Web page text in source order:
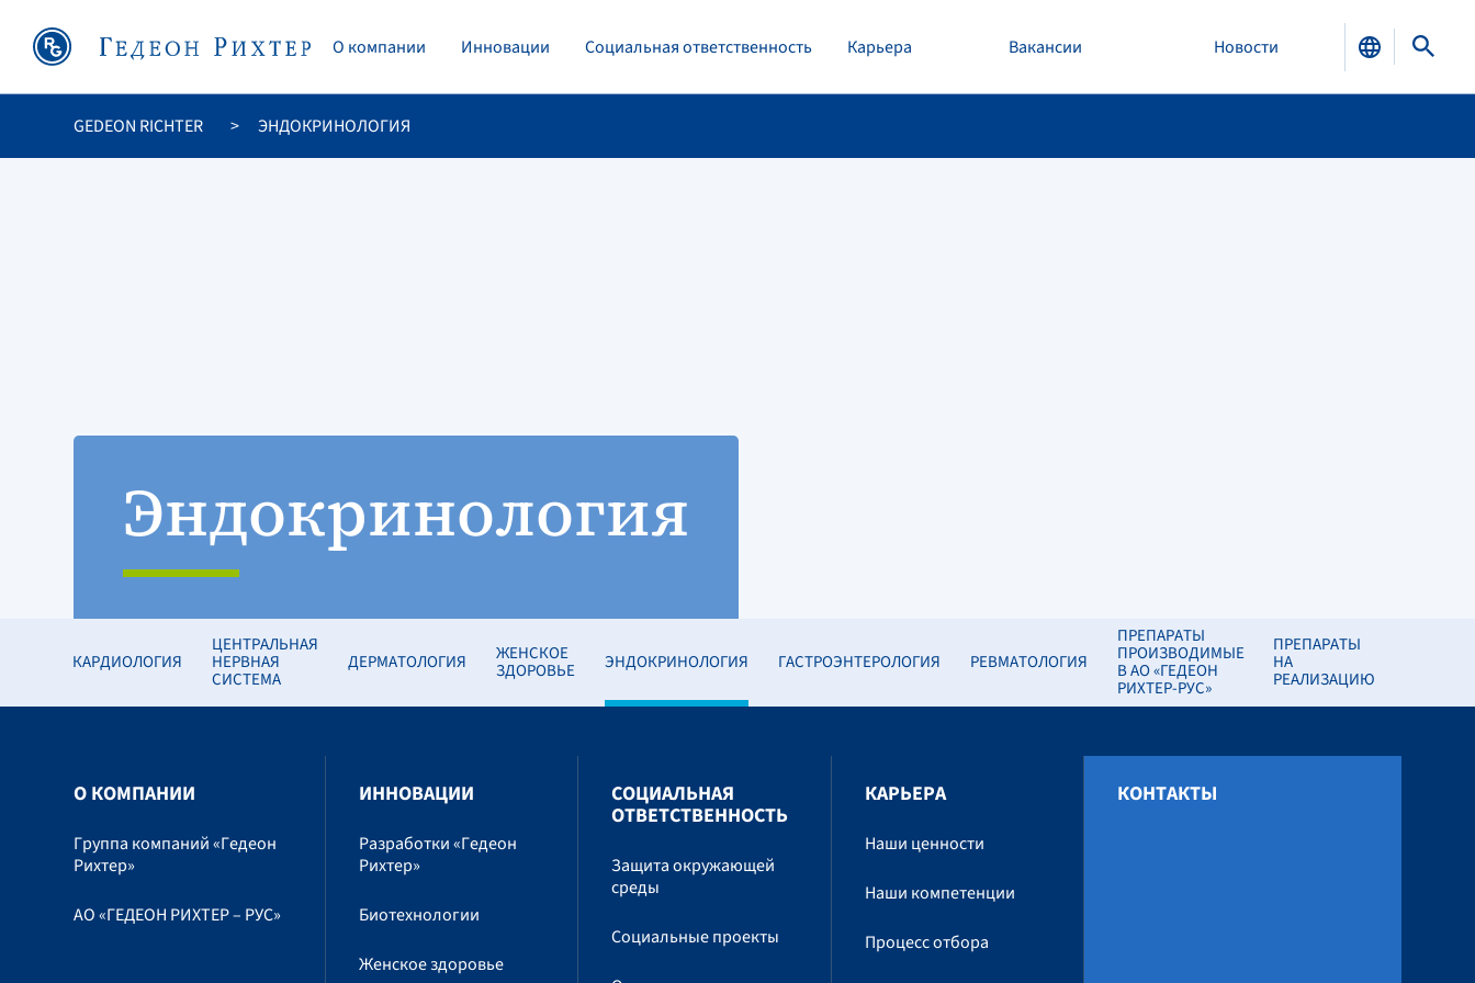
O компании Инновации Социальная ответственность Карьера Вакансии Новости
GEDEON RICHTER ЭНДОКРИНОЛОГИЯ
Эндокринология
КАРДИОЛОГИЯ
ЦЕНТРАЛЬНАЯ
НЕРВНАЯ
СИСТЕМА
ДЕРМАТОЛОГИЯ ЖЕНСКОЕ
ЗДОРОВЬЕ ЭНДОКРИНОЛОГИЯ ГАСТРОЭНТЕРОЛОГИЯ РЕВМАТОЛОГИЯ
ПРЕПАРАТЫ
ПРОИЗВОДИМЫЕ
В АО «ГЕДЕОН
РИХТЕР-РУС»
ПРЕПАРАТЫ
НА
РЕАЛИЗАЦИЮ
O КОМПАНИИ
Группа компаний «Гедеон
Рихтер»
АО «ГЕДЕОН РИХТЕР – РУС»
ИННОВАЦИИ
Разработки «Гедеон
Рихтер»
Биотехнологии
Женское здоровье
СОЦИАЛЬНАЯ
ОТВЕТСТВЕННОСТЬ
Защита окружающей
среды
Социальные проекты
КАРЬЕРА
Наши ценности
Наши компетенции
Процесс отбора
КОНТАКТЫ